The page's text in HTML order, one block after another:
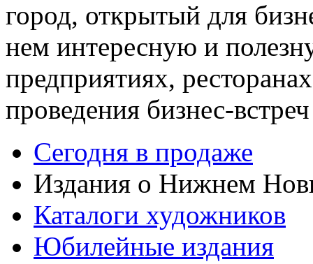
город, открытый для
нем интересную и
предприятиях,
проведения бизнес-
Сегодня в продаже
Издания о Нижнем
Каталоги художников
Юбилейные издания